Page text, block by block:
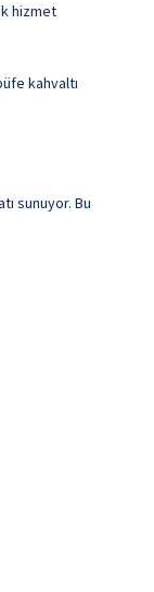
hizmet
kahvaltı
sunuyor. Bu